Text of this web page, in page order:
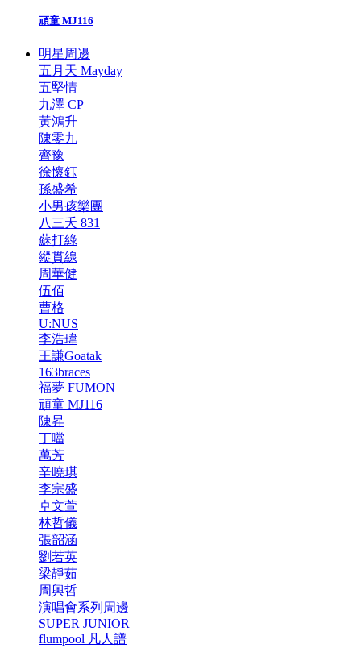
頑童 MJ116
明星周邊
五月天 Mayday
五堅情
九澤 CP
黃鴻升
陳零九
齊豫
徐懷鈺
孫盛希
小男孩樂團
八三夭 831
蘇打綠
縱貫線
周華健
伍佰
曹格
U:NUS
李浩瑋
王謙Goatak
163braces
福夢 FUMON
頑童 MJ116
陳昇
丁噹
萬芳
辛曉琪
李宗盛
卓文萱
林哲儀
張韶涵
劉若英
梁靜茹
周興哲
演唱會系列周邊
SUPER JUNIOR
flumpool 凡人譜